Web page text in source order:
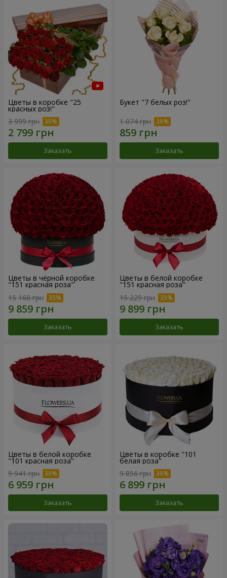
Цветы в коробке "25
красных роз!"
3 999 грн
Заказать
Букет "7 белых роз!"
1 074 грн
Заказать
Цветы в чёрной коробке
"151 красная роза"
15 168 грн
Заказать
Цветы в белой коробке
"151 красная роза"
15 229 грн
Заказать
Цветы в белой коробке
"101 красная роза"
9 941 грн
Заказать
Цветы в коробке "101
белая роза"
9 856 грн
Заказать